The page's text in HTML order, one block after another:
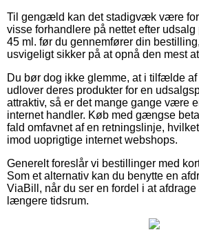
Til gengæld kan det stadigvæk være
visse forhandlere på nettet efter
45 ml. før du gennemfører din
usvigeligt sikker på at opnå den mest
Du bør dog ikke glemme, at i tilfælde
udlover deres produkter for en
attraktiv, så er det mange gange være
internet handler. Køb med gængse
fald omfavnet af en retningslinje,
imod uoprigtige internet webshops.
Generelt foreslår vi bestillinger med
Som et alternativ kan du benytte en
ViaBill, når du ser en fordel i at
længere tidsrum.